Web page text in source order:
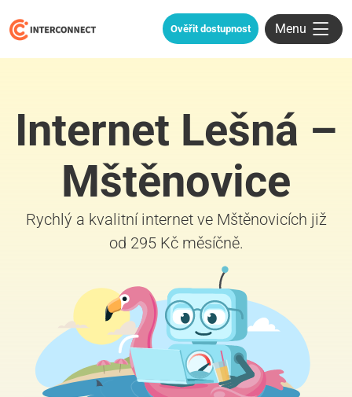
Ověřit dostupnost Menu
Internet Lešná –
Mštěnovice
Rychlý a kvalitní internet ve Mštěnovicích již
od 295 Kč měsíčně.